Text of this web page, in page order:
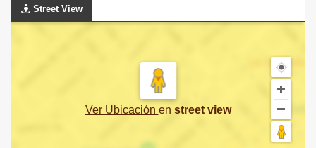
Street View
Ver Ubicación en street view